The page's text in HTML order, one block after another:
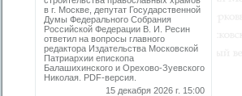
в г. Москве, депутат Государственной
Думы Федерального Собрания
Российской Федерации В. И. Ресин
ответил на вопросы главного
редактора Издательства Московской
Патриархии епископа
Балашихинского и Орехово-Зуевского
Николая. PDF-версия.
15 декабря 2026 г. 15:00